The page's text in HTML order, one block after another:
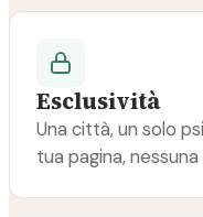
Esclusività
Una città, un solo
tua pagina,